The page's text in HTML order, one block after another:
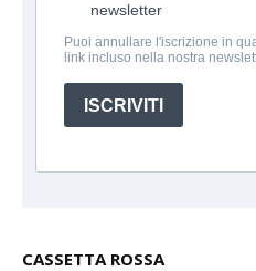
newsletter
Puoi annullare l'iscrizione in
link incluso nella nostra
ISCRIVITI
CASSETTA ROSSA